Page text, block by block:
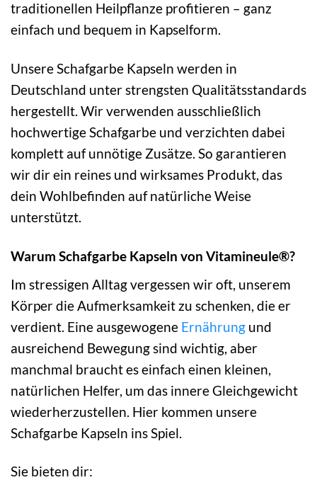
traditionellen Heilpflanze profitieren – ganz
einfach und bequem in Kapselform.
Unsere Schafgarbe Kapseln werden in
Deutschland unter strengsten Qualitätsstandards
hergestellt. Wir verwenden ausschließlich
hochwertige Schafgarbe und verzichten dabei
komplett auf unnötige Zusätze. So garantieren
wir dir ein reines und wirksames Produkt, das
dein Wohlbefinden auf natürliche Weise
unterstützt.
Warum Schafgarbe Kapseln von Vitamineule®?
Im stressigen Alltag vergessen wir oft, unserem
Körper die Aufmerksamkeit zu schenken, die er
verdient. Eine ausgewogene Ernährung und
ausreichend Bewegung sind wichtig, aber
manchmal braucht es einfach einen kleinen,
natürlichen Helfer, um das innere Gleichgewicht
wiederherzustellen. Hier kommen unsere
Schafgarbe Kapseln ins Spiel.
Sie bieten dir: